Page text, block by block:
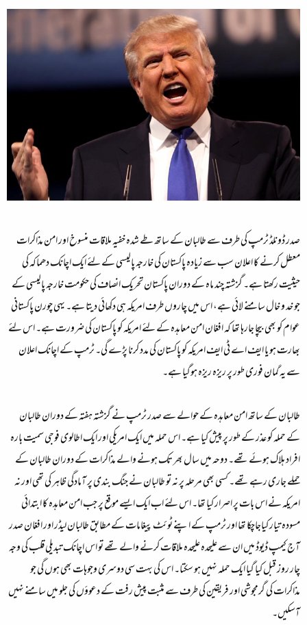
صدر ڈونلڈ ٹرمپ کی طرف سے طالبان کے ساتھ طے شدہ خفیہ ملاقات منسوخ اور امن مذاکرات
معطل کرنے کا اعلان سب سے زیادہ پاکستان کی خارجہ پالیسی کے لئے ایک اچانک دھماکہ کی
حیثیت رکھتا ہے۔ گزشتہ چند ماہ کے دوران پاکستان تحریک انصاف کی حکومت خارجہ پالیسی کے
جو خد و خال سامنے لائی ہے، اس میں چاروں طرف امریکہ ہی دکھائی دیتا ہے۔ یہی چورن پاکستانی
عوام کو بھی بیچا جارہا تھا کہ افغان امن معاہدہ کے لئے امریکہ کو پاکستان کی ضرورت ہے۔ اس لئے
بھارت ہو یا ایف اے ٹی ایف امریکہ کو پاکستان کی مدد کرنا پڑے گی۔ ٹرمپ کے اچانک اعلان
سے یہ گمان فوری طور پر ریزہ ریزہ ہوگیا ہے۔
طالبان کے ساتھ امن معاہدہ کے حوالے سے صدر ٹرمپ نے گزشتہ ہفتہ کے دوران طالبان
کے حملہ کو عذر کے طور پر پیش کیا ہے۔ اس حملہ میں ایک امریکی اور ایک اطالوی فوجی سمیت بارہ
افراد ہلاک ہوئے تھے۔ دوحہ میں سال بھر تک ہونے والے مذاکرات کے دوران طالبان کے
حملے جاری رہے تھے۔ کسی بھی مرحلہ پر نہ تو طالبان نے جنگ بندی پر آمادگی ظاہر کی تھی اور نہ
امریکہ نے اس بات پر اصرار کیا تھا۔ اس لئے اب ایک ایسے موقع پر جب امن معاہدہ کا ابتدائی
مسودہ تیار کیاجاچکا تھا اور ٹرمپ کے اپنے ٹوئٹ پیغامات کے مطابق طالبان لیڈر اور افغان صدر
آج کیمپ ڈیوڈ میں ان سے علیحدہ علیحدہ ملاقات کرنے والے تھے تو اس اچانک تبدیلی قلب کی وجہ
چار روز قبل کیا گیا ایک حملہ نہیں ہو سکتا۔ اس کی بہت سی دوسری وجوہات بھی ہوں گی جو
مذاکرات کی گرمجوشی اور فریقین کی طرف سے مثبت پیش رفت کے دعوؤں کی جلو میں سامنے نہیں
آسکیں۔